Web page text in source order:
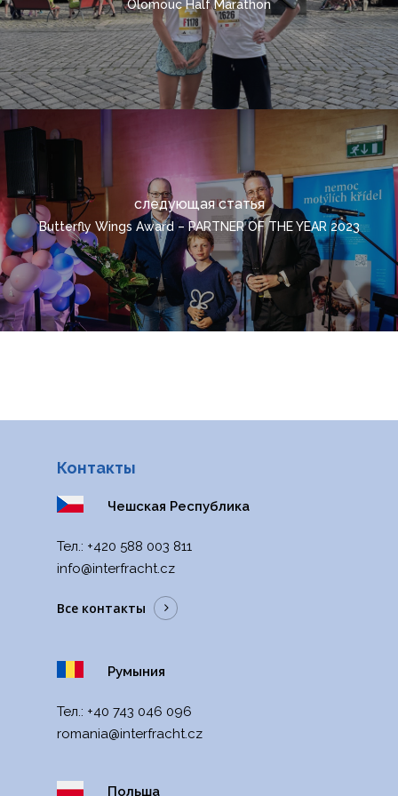
Olomouc Half Marathon
следующая статья
Butterfly Wings Award – PARTNER OF THE YEAR 2023
Контакты
Чешская Республика
Тел.: +420 588 003 811
info@interfracht.cz
Все контакты
Румыния
Тел.: +40 743 046 096
romania@interfracht.cz
Польша
РУССКИЙ
ČEŠTINA
DEUTSCH
ITALIANO
FRANÇAIS
ROMÂNĂ
MAGYAR
УКРАЇНСЬКА